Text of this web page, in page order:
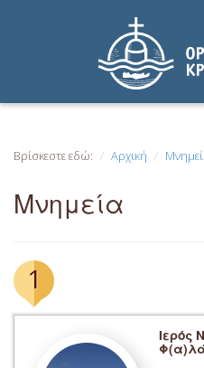
Βρίσκεστε εδώ: Αρχική
Μνημεία
1
Ιερός